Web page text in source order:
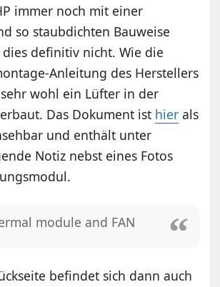
immer noch mit einer
so staubdichten Bauweise
definitiv nicht. Wie die
Anleitung des Herstellers
wohl ein Lüfter in der
Das Dokument ist hier als
und enthält unter
Notiz nebst eines Fotos
module and FAN
befindet sich dann auch